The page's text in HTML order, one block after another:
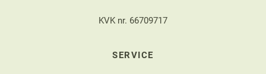
KVK nr. 66709717
SERVICE